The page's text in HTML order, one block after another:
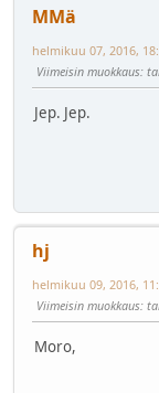
MMä
helmikuu 07, 2016,
Viimeisin muokkaus:
Jep. Jep.
hj
helmikuu 09, 2016,
Viimeisin muokkaus:
Moro,